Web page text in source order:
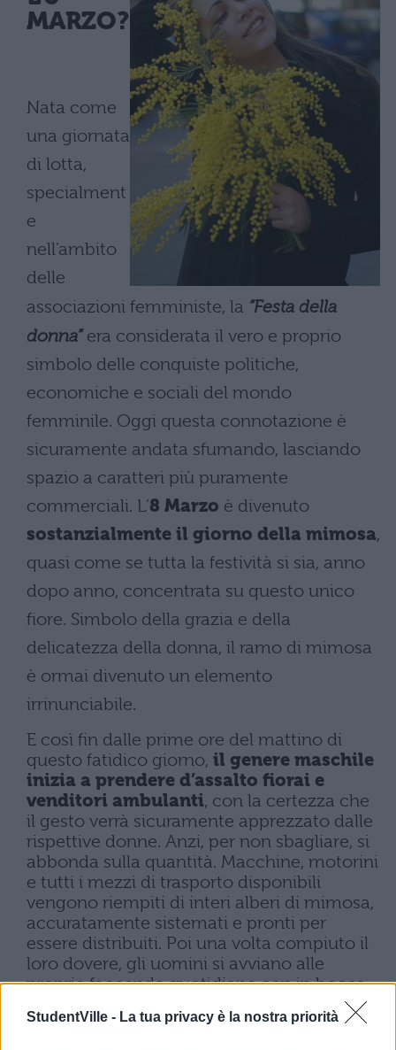
StudentVille - La tua privacy è la nostra priorità
MARZO?
Nata come
una giornata
di lotta,
specialment
e
nell’ambito
delle
associazioni femministe, la “Festa della
donna”era considerata il vero e proprio
simbolo delle conquiste politiche,
economiche e sociali del mondo
femminile. Oggi questa connotazione è
sicuramente andata sfumando, lasciando
spazio a caratteri più puramente
commerciali. L’8 Marzo è divenuto
sostanzialmente il giorno della mimosa,
quasi come se tutta la festività si sia, anno
dopo anno, concentrata su questo unico
fiore. Simbolo della grazia e della
delicatezza della donna, il ramo di mimosa
è ormai divenuto un elemento
irrinunciabile.
E così fin dalle prime ore del mattino di
questo fatidico giorno, il genere maschile
inizia a prendere d’assalto fiorai e
venditori ambulanti, con la certezza che
il gesto verrà sicuramente apprezzato dalle
rispettive donne. Anzi, per non sbagliare, si
abbonda sulla quantità. Macchine, motorini
e tutti i mezzi di trasporto disponibili
vengono riempiti di interi alberi di mimosa,
accuratamente sistemati e pronti per
essere distribuiti. Poi una volta compiuto il
loro dovere, gli uomini si avviano alle
proprie faccende quotidiane con in bocca
quel sorriso beffardo e compiaciuto, di chi
sa di aver fatto la cosa giusta.